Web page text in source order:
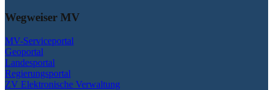
Wegweiser MV
MV-Serviceportal
Geoportal
Landesportal
Regierungsportal
ZV Elektronische Verwaltung